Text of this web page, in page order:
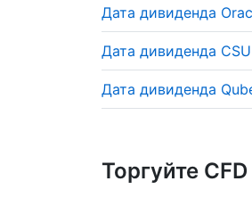
Такие компании
выплаты из года в
при короткой
Такая
ситуации
Дата дивиденда
Дата дивиденда CSU
Дата дивиденда
Торгуйте